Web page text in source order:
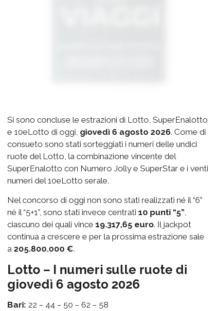
Si sono concluse le estrazioni di Lotto, SuperEnalotto
e 10eLotto di oggi, giovedì 6 agosto 2026. Come di
consueto sono stati sorteggiati i numeri delle undici
ruote del Lotto, la combinazione vincente del
SuperEnalotto con Numero Jolly e SuperStar e i venti
numeri del 10eLotto serale.
Nel concorso di oggi non sono stati realizzati né il “6”
né il “5+1”, sono stati invece centrati 10 punti “5”,
ciascuno dei quali vince 19.317,65 euro. Il jackpot
continua a crescere e per la prossima estrazione sale
a 205.800.000 €.
Lotto – I numeri sulle ruote di
giovedì 6 agosto 2026
Bari: 22 – 44 – 50 – 62 – 58